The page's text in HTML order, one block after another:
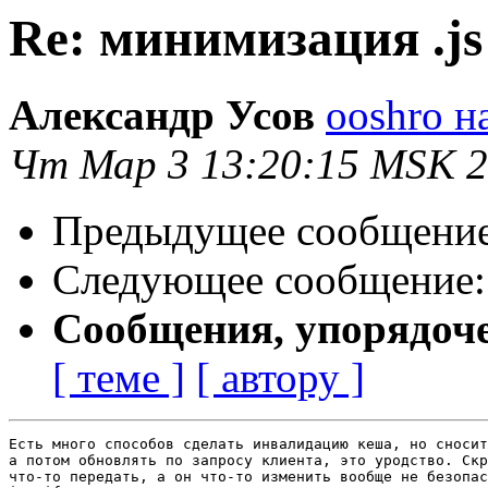
Re: минимизация .js
Александр Усов ooshro
Чт Мар 3 13:20:15 MSK
Предыдущее
Следующее
Сообщения,
[ теме ] [ автору ]
Есть много способов сделать инвалидацию кеша, но
а потом обновлять по запросу клиента, это уродство.
что-то передать, а он что-то изменить вообще не